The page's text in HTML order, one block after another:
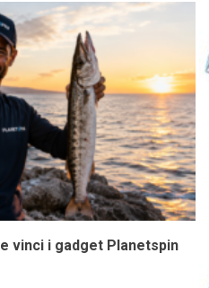
vinci i gadget Planetspin